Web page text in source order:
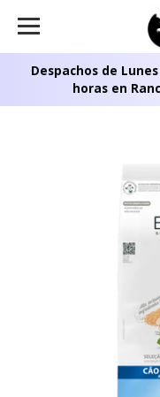
Despachos de
horas en